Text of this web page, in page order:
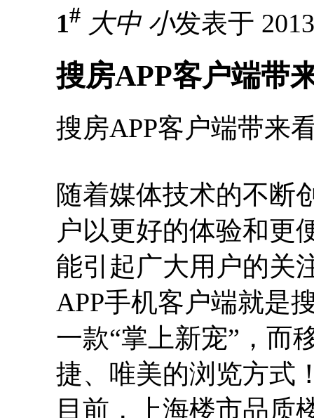
1# 大中 小发表于
搜房APP客户端带
搜房APP客户端带来
随着媒体技术的不断
户以更好的体验和更
能引起广大用户的关
APP手机客户端就是
一款“掌上新宠”，而
捷、唯美的浏览方式
目前，上海楼市品质